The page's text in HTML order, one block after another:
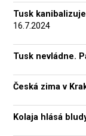
Tusk
16.7.2024
Tusk nevládne.
Česká zima v
Kolaja hlásá